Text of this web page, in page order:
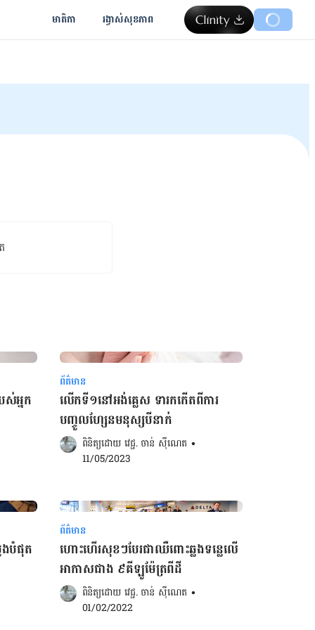
មាតិកា រង្វាស់​សុខភាព
អ្នក
ព័ត៌មាន
លើកទី១នៅអង់គ្លេស ទារកកើតពីការ
បញ្ចូលហ្សែនមនុស្ស​បីនាក់
ពិនិត្យដោយ វេជ្ជ. ចាន់ ស៊ីណេត •
11/05/2023
ងបំផុត
ព័ត៌មាន
ហោះហើរសុខៗបែរជាឈឺពោះឆ្លងទន្លេលើ
អាកាសជាង ៩គីឡូម៉ែត្រពីដី
ពិនិត្យដោយ វេជ្ជ. ចាន់ ស៊ីណេត •
01/02/2022